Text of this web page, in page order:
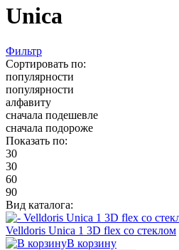
Unica
Фильтр
Сортировать по:
популярности
популярности
алфавиту
сначала подешевле
сначала подороже
Показать по:
30
30
60
90
Вид каталога:
Velldoris Unica 1 3D flex со стеклом
В корзину